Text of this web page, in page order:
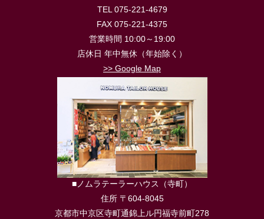
TEL 075-221-4679
FAX 075-221-4375
営業時間 10:00～19:00
店休日 年中無休（年始除く）
>> Google Map
■ノムラテーラーハウス（寺町）
住所 〒604-8045
京都市中京区寺町通錦上ル円福寺前町278